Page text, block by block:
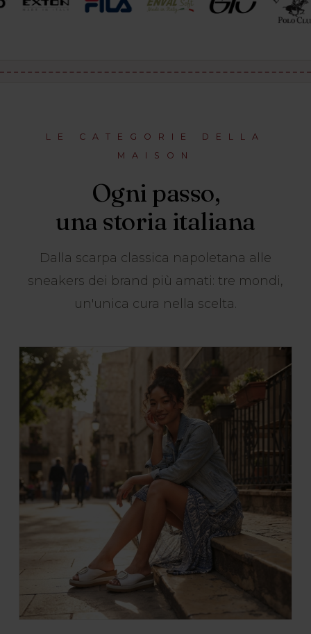
LE CATEGORIE DELLA
MAISON
Ogni passo,
una storia italiana
Dalla scarpa classica napoletana alle
sneakers dei brand più amati: tre mondi,
un'unica cura nella scelta.